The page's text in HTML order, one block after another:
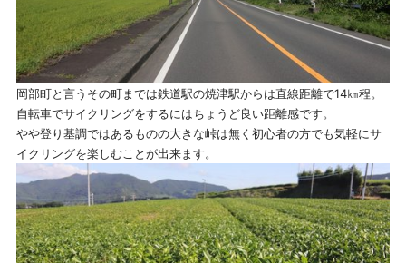
岡部町と言うその町までは鉄道駅の焼津駅からは直線距離で14㎞程。
自転車でサイクリングをするにはちょうど良い距離感です。
やや登り基調ではあるものの大きな峠は無く初心者の方でも気軽にサ
イクリングを楽しむことが出来ます。